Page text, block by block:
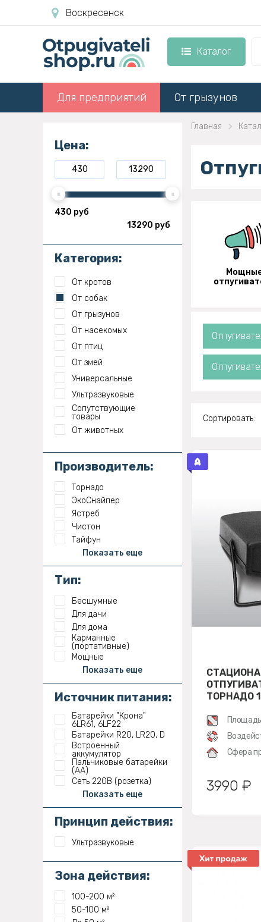
Воскресенск
Каталог
Для предприятий От грызунов
Цена:
430 руб
13290 руб
Категория:
От кротов
От собак
От грызунов
От насекомых
От птиц
От змей
Универсальные
Ультразвуковые
Сопутствующие
товары
От животных
Производитель:
Торнадо
ЭкоСнайпер
Ястреб
Чистон
Тайфун
Показать еще
Тип:
Бесшумные
Для дачи
Для дома
Карманные
(портативные)
Мощные
Показать еще
Источник питания:
Батарейки "Крона"
6LR61, 6LF22
Батарейки R20, LR20, D
Встроенный
аккумулятор
Пальчиковые батарейки
(АА)
Сеть 220В (розетка)
Показать еще
Принцип действия:
Ультразвуковые
Зона действия:
100-200 м²
50-100 м²
Главная
Сортировать:
ТОРНАДО
Сфера
3990 ₽